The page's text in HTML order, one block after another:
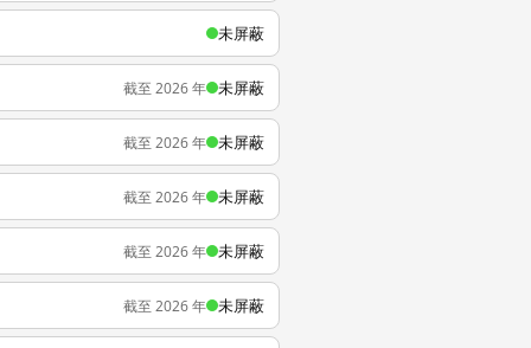
未屏蔽
截至 2026 年 未屏蔽
截至 2026 年 未屏蔽
截至 2026 年 未屏蔽
截至 2026 年 未屏蔽
截至 2026 年 未屏蔽